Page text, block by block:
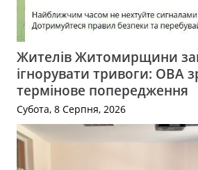
Жителів Житомирщини
ігнорувати тривоги: ОВА
термінове попередження
Субота, 8 Серпня, 2026